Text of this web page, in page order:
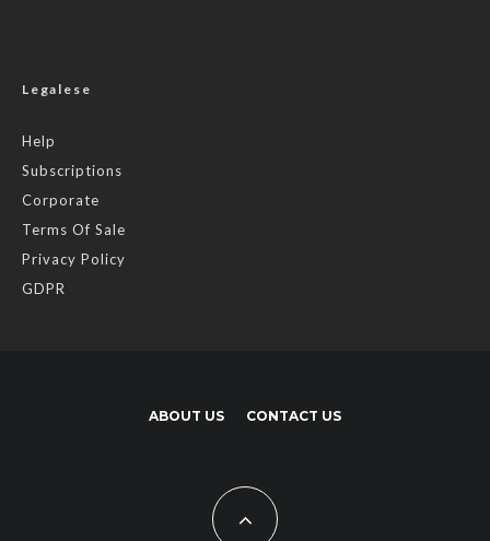
Legalese
Help
Subscriptions
Corporate
Terms Of Sale
Privacy Policy
GDPR
ABOUT US CONTACT US